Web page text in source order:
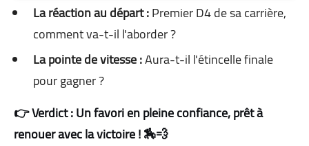
La réaction au départ :Premier D4 de sa carrière,
comment va-t-il l'aborder ?
La pointe de vitesse :Aura-t-il l'étincelle finale
pour gagner ?
👉 Verdict : Un favori en pleine confiance, prêt à
renouer avec la victoire ! 🏇💨